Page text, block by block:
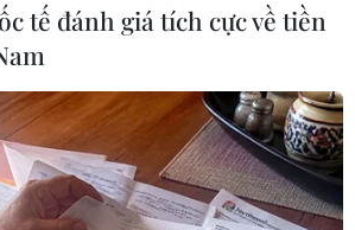
ngừa 65% nguy cơ lây nhiễm
tế đánh giá tích cực về tiền